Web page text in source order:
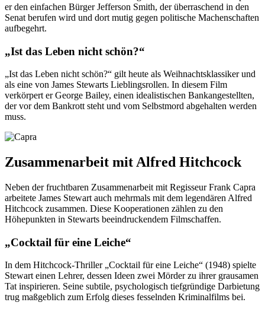
er den einfachen Bürger Jefferson Smith, der überraschend in den
Senat berufen wird und dort mutig gegen politische Machenschaften
aufbegehrt.
„Ist das Leben nicht schön?“
„Ist das Leben nicht schön?“ gilt heute als Weihnachtsklassiker und
als eine von James Stewarts Lieblingsrollen. In diesem Film
verkörpert er George Bailey, einen idealistischen Bankangestellten,
der vor dem Bankrott steht und vom Selbstmord abgehalten werden
muss.
Zusammenarbeit mit Alfred Hitchcock
Neben der fruchtbaren Zusammenarbeit mit Regisseur Frank Capra
arbeitete James Stewart auch mehrmals mit dem legendären Alfred
Hitchcock zusammen. Diese Kooperationen zählen zu den
Höhepunkten in Stewarts beeindruckendem Filmschaffen.
„Cocktail für eine Leiche“
In dem Hitchcock-Thriller „Cocktail für eine Leiche“ (1948) spielte
Stewart einen Lehrer, dessen Ideen zwei Mörder zu ihrer grausamen
Tat inspirieren. Seine subtile, psychologisch tiefgründige Darbietung
trug maßgeblich zum Erfolg dieses fesselnden Kriminalfilms bei.